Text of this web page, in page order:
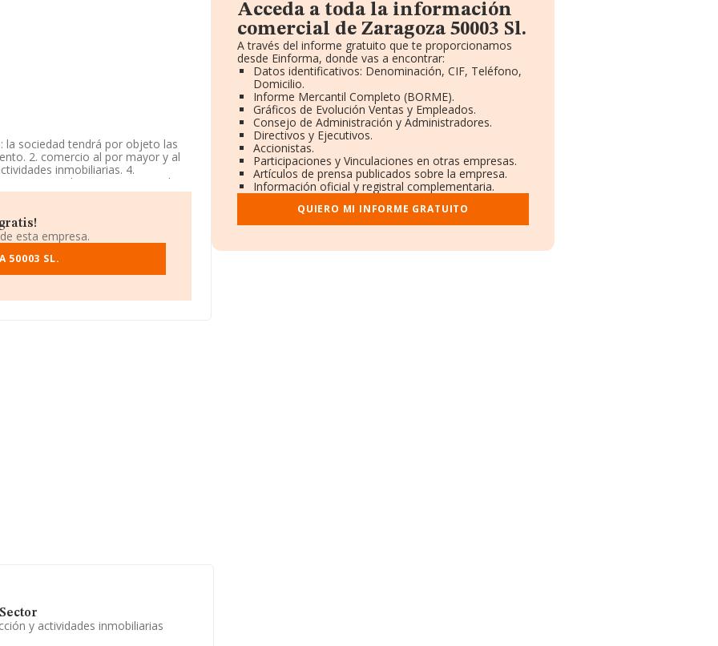
la sociedad tendrá por objeto las
2. comercio al por mayor y al
inmobiliarias. 4.
inscrita en el Registro Mercantil
4101. La empresa no tiene
Cesar Augusto núm. 8 Loc 4,
empresas, en el ámbito
con la información de la
esta empresa.
50003 SL.
Acceda a toda la información
comercial de Zaragoza 50003 Sl.
A través del informe gratuito que te proporcionamos
desde Einforma, donde vas a encontrar:
Datos identificativos: Denominación, CIF, Teléfono,
Domicilio.
Informe Mercantil Completo (BORME).
Gráficos de Evolución Ventas y Empleados.
Consejo de Administración y Administradores.
Directivos y Ejecutivos.
Accionistas.
Participaciones y Vinculaciones en otras empresas.
Artículos de prensa publicados sobre la empresa.
Información oficial y registral complementaria.
QUIERO MI INFORME GRATUITO
y actividades inmobiliarias